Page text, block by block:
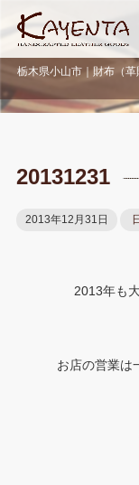
栃木県小山市｜財布（
20131231
2013年12月31日
2013年も
お店の営業は